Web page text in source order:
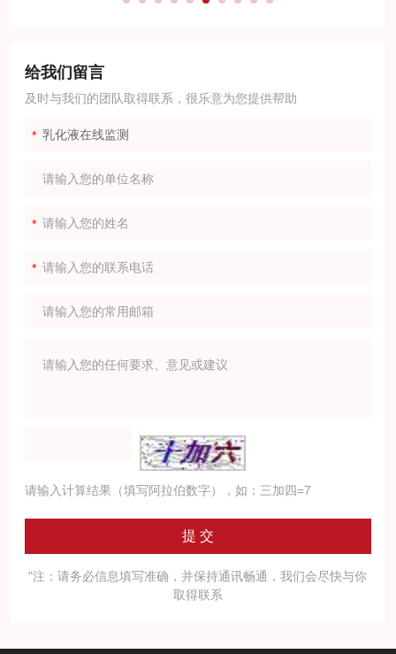
给我们留言
及时与我们的团队取得联系，很乐意为您提供帮助
请输入计算结果（填写阿拉伯数字），如：三加四=7
"注：请务必信息填写准确，并保持通讯畅通，我们会尽快与你
取得联系